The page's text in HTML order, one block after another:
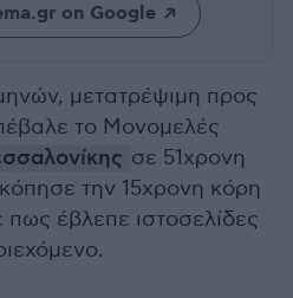
on Google
μετατρέψιμη προς
το Μονομελές
σε 51χρονη
την 15χρονη κόρη
έβλεπε ιστοσελίδες